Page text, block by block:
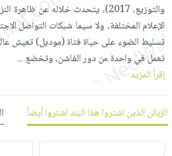
العناية
بالأسنان
الحمية
والتغذية
أدوات
المائدة
الأوعية
والتخزين
الأكثر
مبيعاً
العودة
للمدارس
اكسسوارات
كتب
اكسسوارات
منزلية
شحن
مجاني
بنود
مختارة
اشتراكات
كل
الاشتراكات
صندوق
القراءة
بحث
متقدم
والتوزيع، 2017)، يتحدث خلاله عن
الإعلام المختلفة، ولا سيما شبكات التواصل
تسليط الضوء على ‏حياة فتاة (موديل) تعيش
تعمل في واحدة من دور الفاشن، وتخضع...
إقرأ المزيد
الزبائن الذين اشتروا هذا البند اشتروا أيضاً